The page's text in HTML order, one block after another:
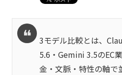
3モデル比較とは、
5.6・Gemini 3.5のEC
金・文脈・特性の軸で